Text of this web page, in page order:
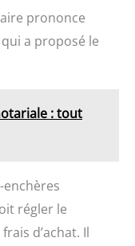
prononce
a proposé le
: tout
régler le
d’achat. Il